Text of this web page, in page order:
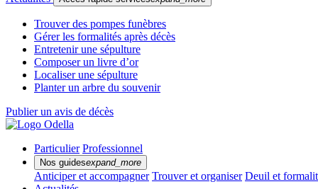
Trouver des pompes funèbres
Gérer les formalités après décès
Entretenir une sépulture
Composer un livre d’or
Localiser une sépulture
Planter un arbre du souvenir
Publier un avis de décès
Particulier Professionnel
Nos guidesexpand_more
Anticiper et accompagner Trouver et organiser Deuil et